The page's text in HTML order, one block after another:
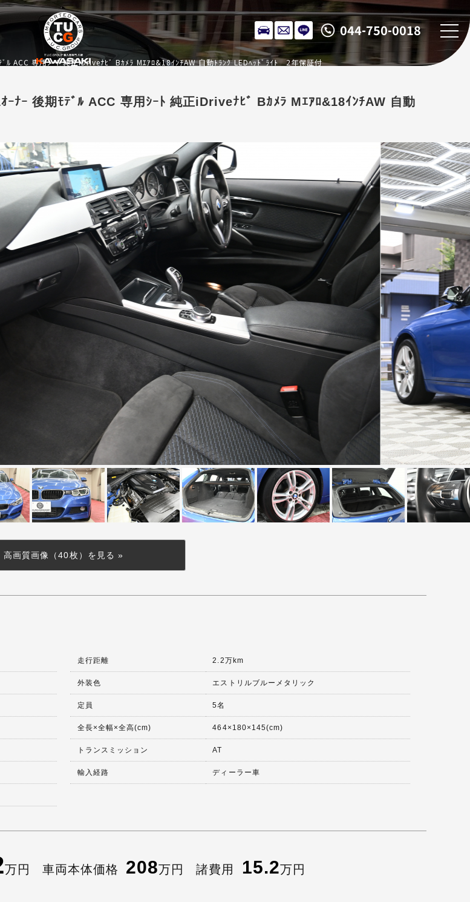
044-750-0018
ACC 専用ｼｰﾄ 純正iDriveﾅﾋﾞ Bｶﾒﾗ Mｴｱﾛ&18ｲﾝﾁAW 自動ﾄﾗﾝｸ LEDﾍｯﾄﾞﾗｲﾄ 2年保証付
ﾅｰ 後期ﾓﾃﾞﾙ ACC 専用ｼｰﾄ 純正iDriveﾅﾋﾞ Bｶﾒﾗ Mｴｱﾛ&18ｲﾝﾁAW 自動
高画質画像（40枚）を見る »
走行距離 2.2万km
外装色 エストリルブルーメタリック
定員 5名
全長×全幅×全高(cm) 464×180×145(cm)
トランスミッション AT
輸入経路 ディーラー車
万円 車両本体価格 208万円 諸費用 15.2万円